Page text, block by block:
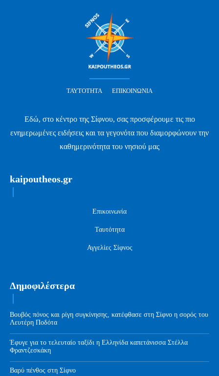
ΤΑΥΤΌΤΗΤΑ ΕΠΙΚΟΙΝΩΝΊΑ
Εδώ, στο κέντρο της Σίφνου, σας προσφέρουμε τις πιο
ενημερωμένες ειδήσεις και τα γεγονότα που διαμορφώνουν την
καθημερινότητα του νησιού μας
kaipoutheos.gr
Επικοινωνία
Ταυτότητα
Αγγελίες Σίφνος
Δημοφιλέστερα
Βουβός πόνος και ρίγη συγκίνησης, κατέφθασε στη Σίφνο η σορός του
Λευτέρη Ποδότα
Έφυγε για το τελευταίο ταξίδι η Ελληνίδα καπετάνισσα Στέλλα
Φραντζεσκάκη
Βαρύ πένθος στη Σίφνο